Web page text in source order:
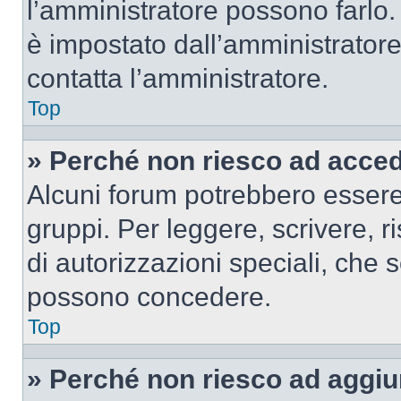
l’amministratore possono
è impostato
contatta l’amministratore.
Top
» Perché non riesco ad
Alcuni forum potrebbero
gruppi. Per leggere, scrivere,
di autorizzazioni speciali, che
possono concedere.
Top
» Perché non riesco ad